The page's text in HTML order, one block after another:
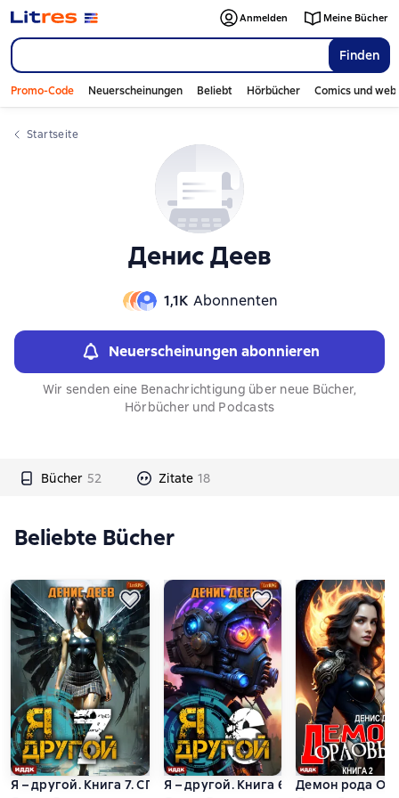
Finden
Anmelden Meine Bücher
Promo-Code Neuerscheinungen Beliebt Hörbücher Comics und
Startseite
Денис Деев
1,1К Abonnenten
Neuerscheinungen abonnieren
Wir senden eine Benachrichtigung über neue Bücher,
Hörbücher und Podcasts
Bücher 52 Zitate 18
Слайдер с книгами
Beliebte Bücher
Я – другой. Книга 7. СПАС IIЯ – другой. Книга 6. СПАС IДемон рода
Слайдер с книгами